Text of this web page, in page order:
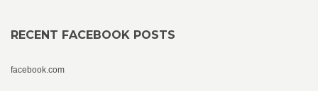
RECENT FACEBOOK POSTS
facebook.com